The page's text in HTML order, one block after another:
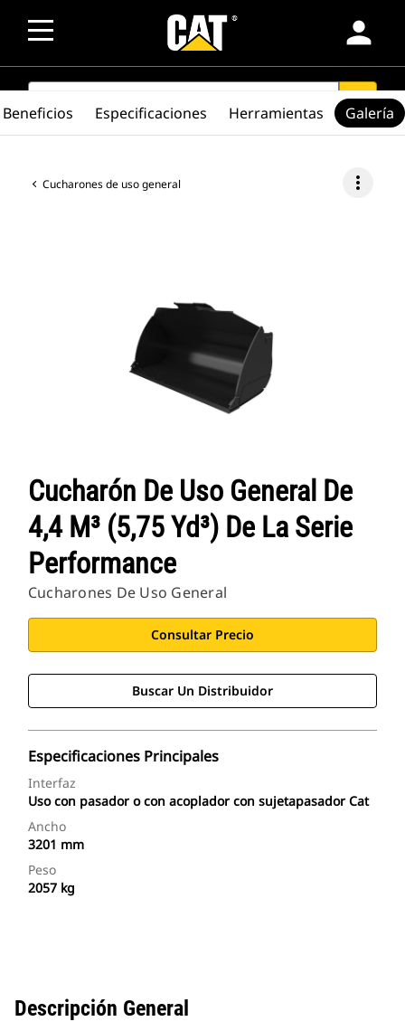
person
SEARCH search
Cucharones de uso general more_vert
Cucharón De Uso General De
4,4 M³ (5,75 Yd³) De La Serie
Performance
Cucharones De Uso General
Consultar Precio
Buscar Un Distribuidor
Especificaciones Principales
Interfaz
Uso con pasador o con acoplador con sujetapasador Cat
Ancho
3201 mm
Peso
2057 kg
Beneficios Especificaciones Herramientas Galería
Descripción General